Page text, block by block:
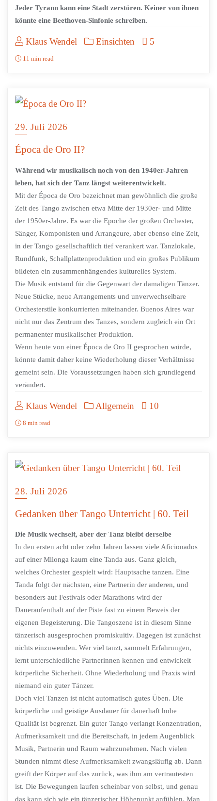
Jeder Tyrann kann eine Stadt zerstören. Keiner von ihnen
könnte eine Beethoven-Sinfonie schreiben.
Klaus Wendel Einsichten 5
11 min read
29. Juli 2026
Época de Oro II?
Während wir musikalisch noch von den 1940er-Jahren
leben, hat sich der Tanz längst weiterentwickelt.
Mit der Época de Oro bezeichnet man gewöhnlich die große
Zeit des Tango zwischen etwa Mitte der 1930er- und Mitte
der 1950er-Jahre. Es war die Epoche der großen Orchester,
Sänger, Komponisten und Arrangeure, aber ebenso eine Zeit,
in der Tango gesellschaftlich tief verankert war. Tanzlokale,
Rundfunk, Schallplattenproduktion und ein großes Publikum
bildeten ein zusammenhängendes kulturelles System.
Die Musik entstand für die Gegenwart der damaligen Tänzer.
Neue Stücke, neue Arrangements und unverwechselbare
Orchesterstile konkurrierten miteinander. Buenos Aires war
nicht nur das Zentrum des Tanzes, sondern zugleich ein Ort
permanenter musikalischer Produktion.
Wenn heute von einer Época de Oro II gesprochen würde,
könnte damit daher keine Wiederholung dieser Verhältnisse
gemeint sein. Die Voraussetzungen haben sich grundlegend
verändert.
Klaus Wendel Allgemein 10
8 min read
28. Juli 2026
Gedanken über Tango Unterricht | 60. Teil
Die Musik wechselt, aber der Tanz bleibt derselbe
In den ersten acht oder zehn Jahren lassen viele Aficionados
auf einer Milonga kaum eine Tanda aus. Ganz gleich,
welches Orchester gespielt wird: Hauptsache tanzen. Eine
Tanda folgt der nächsten, eine Partnerin der anderen, und
besonders auf Festivals oder Marathons wird der
Daueraufenthalt auf der Piste fast zu einem Beweis der
eigenen Begeisterung. Die Tangoszene ist in diesem Sinne
tänzerisch ausgesprochen promiskuitiv. Dagegen ist zunächst
nichts einzuwenden. Wer viel tanzt, sammelt Erfahrungen,
lernt unterschiedliche Partnerinnen kennen und entwickelt
körperliche Sicherheit. Ohne Wiederholung und Praxis wird
niemand ein guter Tänzer.
Doch viel Tanzen ist nicht automatisch gutes Üben. Die
körperliche und geistige Ausdauer für dauerhaft hohe
Qualität ist begrenzt. Ein guter Tango verlangt Konzentration,
Aufmerksamkeit und die Bereitschaft, in jedem Augenblick
Musik, Partnerin und Raum wahrzunehmen. Nach vielen
Stunden nimmt diese Aufmerksamkeit zwangsläufig ab. Dann
greift der Körper auf das zurück, was ihm am vertrautesten
ist. Die Bewegungen laufen scheinbar von selbst, und genau
das kann sich wie ein tänzerischer Höhepunkt anfühlen. Man